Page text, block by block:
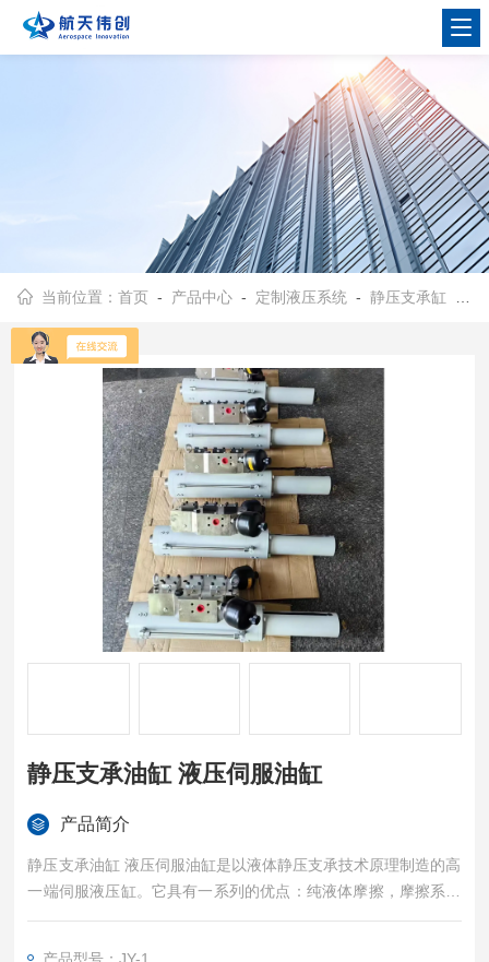
当前位置：首页 - 产品中心 - 定制液压系统 -静压支承缸
静压支承油缸 液压伺服油缸
产品简介
静压支承油缸 液压伺服油缸是以液体静压支承技术原理制造的高
一端伺服液压缸。它具有一系列的优点：纯液体摩擦，摩擦系数
小、无金属间直接接触，磨损小，抗侧向力、能长期保持高精